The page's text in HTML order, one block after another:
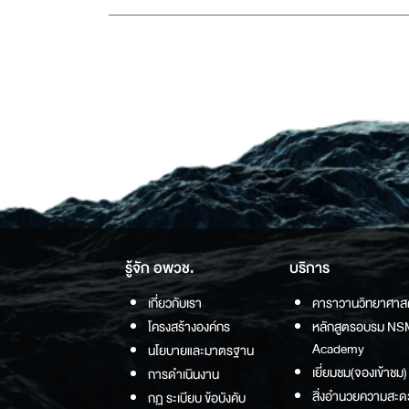
รู้จัก อพวช.
เกี่ยวกับเรา
โครงสร้างองค์กร
นโยบายและมาตรฐาน
การดำเนินงาน
กฏ ระเบียบ ข้อบังคับ
บริการ
คาราวานวิทยาศา
หลักสูตรอบรม
Academy
เยี่ยมชม(จองเข้าชม)
สิ่งอำนวยความสะ